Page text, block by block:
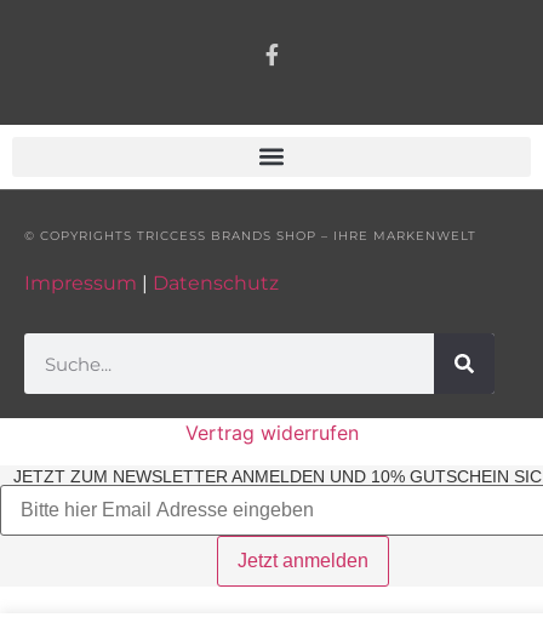
© COPYRIGHTS TRICCESS BRANDS SHOP – IHRE MARKENWELT
Impressum | Datenschutz
Vertrag widerrufen
JETZT ZUM NEWSLETTER ANMELDEN UND 10% GUTSCHEIN